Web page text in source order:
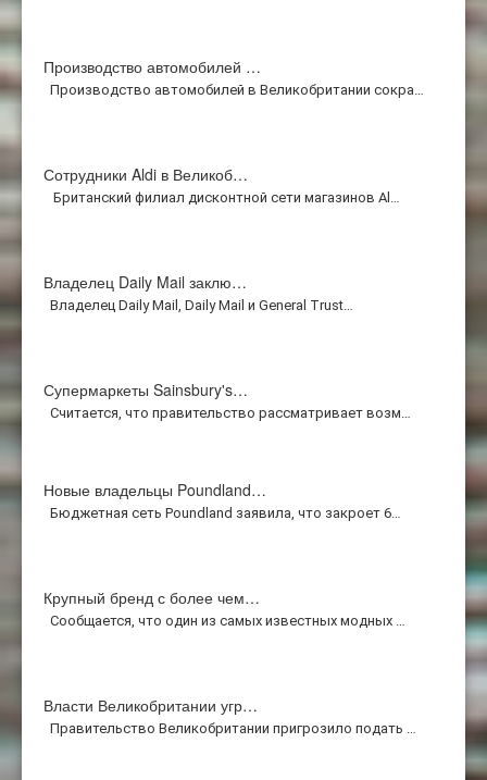
Производство автомобилей …
Производство автомобилей в Великобритании сокра…
Сотрудники Aldi в Великоб…
Британский филиал дисконтной сети магазинов Al…
Владелец Daily Mail заклю…
Владелец Daily Mail, Daily Mail и General Trust…
Супермаркеты Sainsbury's…
Считается, что правительство рассматривает возм…
Новые владельцы Poundland…
Бюджетная сеть Poundland заявила, что закроет 6…
Крупный бренд с более чем…
Сообщается, что один из самых известных модных …
Власти Великобритании угр…
Правительство Великобритании пригрозило подать …